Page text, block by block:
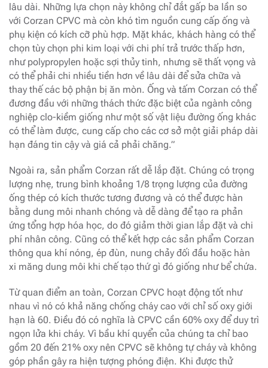
lâu dài. Những lựa chọn này không chỉ đắt gấp ba lần so
với Corzan CPVC mà còn khó tìm nguồn cung cấp ống và
phụ kiện có kích cỡ phù hợp. Mặt khác, khách hàng có thể
chọn tùy chọn phi kim loại với chi phí trả trước thấp hơn,
như polypropylen hoặc sợi thủy tinh, nhưng sẽ thất vọng và
có thể phải chi nhiều tiền hơn về lâu dài để sửa chữa và
thay thế các bộ phận bị ăn mòn. Ống và tấm Corzan có thể
đương đầu với những thách thức đặc biệt của ngành công
nghiệp clo-kiềm giống như một số vật liệu đường ống khác
có thể làm được, cung cấp cho các cơ sở một giải pháp dài
hạn đáng tin cậy và giá cả phải chăng.”
Ngoài ra, sản phẩm Corzan rất dễ lắp đặt. Chúng có trọng
lượng nhẹ, trung bình khoảng 1/8 trọng lượng của đường
ống thép có kích thước tương đương và có thể được hàn
bằng dung môi nhanh chóng và dễ dàng để tạo ra phản
ứng tổng hợp hóa học, do đó giảm thời gian lắp đặt và chi
phí nhân công. Cũng có thể kết hợp các sản phẩm Corzan
thông qua khí nóng, ép đùn, nung chảy đối đầu hoặc hàn
xi măng dung môi khi chế tạo thứ gì đó giống như bể chứa.
Từ quan điểm an toàn, Corzan CPVC hoạt động tốt như
nhau vì nó có khả năng chống cháy cao với chỉ số oxy giới
hạn là 60. Điều đó có nghĩa là CPVC cần 60% oxy để duy trì
ngọn lửa khi cháy. Vì bầu khí quyển của chúng ta chỉ bao
gồm 20 đến 21% oxy nên CPVC sẽ không tự cháy và không
góp phần gây ra hiện tượng phóng điện. Khi được thử